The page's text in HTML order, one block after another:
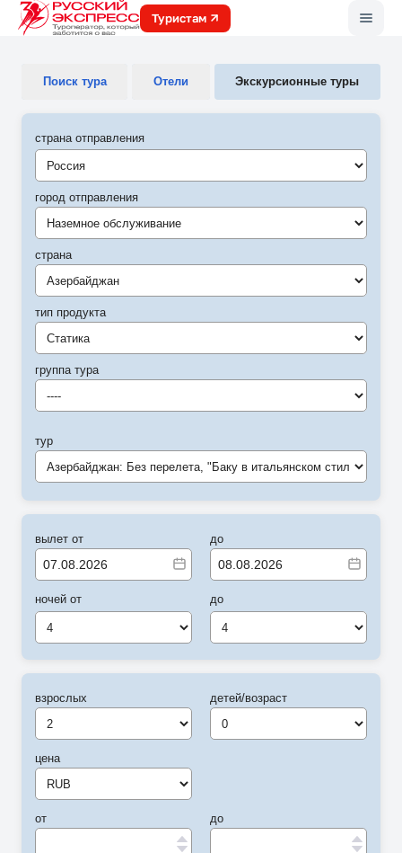
Туристам
Поиск тура Отели Экскурсионные туры
страна отправления
город отправления
Наземное обслуживание
страна
Азербайджан
тип продукта
Статика
группа тура
----
тур
Азербайджан: Без перелета, "Баку в итальянском стиле" (RD)
вылет от
ночей от
4
до
до
4
взрослых
цена
от
детей/возраст
до